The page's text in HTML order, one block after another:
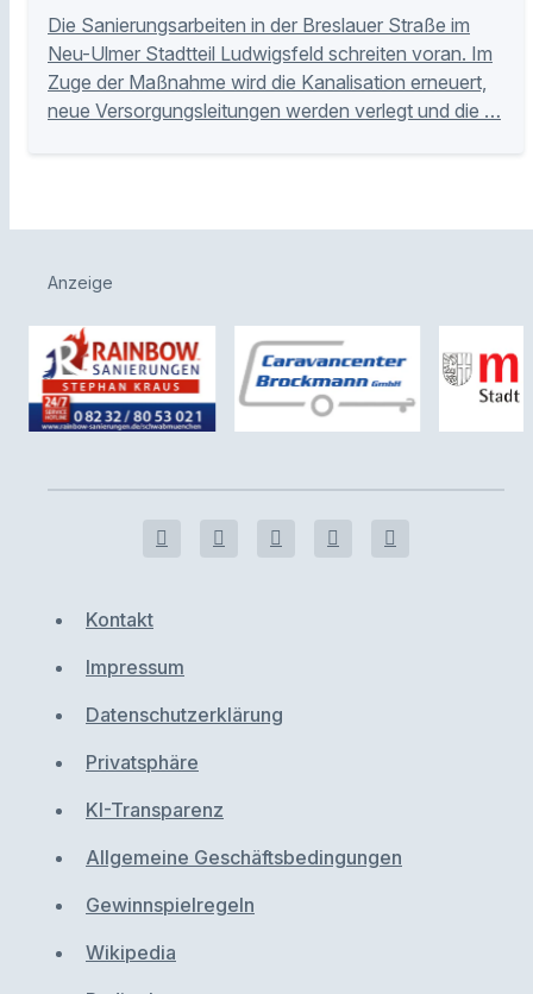
Die Sanierungsarbeiten in der Breslauer Straße im
Neu-Ulmer Stadtteil Ludwigsfeld schreiten voran. Im
Zuge der Maßnahme wird die Kanalisation erneuert,
neue Versorgungsleitungen werden verlegt und die …
Anzeige
Kontakt
Impressum
Datenschutzerklärung
Privatsphäre
KI-Transparenz
Allgemeine Geschäftsbedingungen
Gewinnspielregeln
Wikipedia